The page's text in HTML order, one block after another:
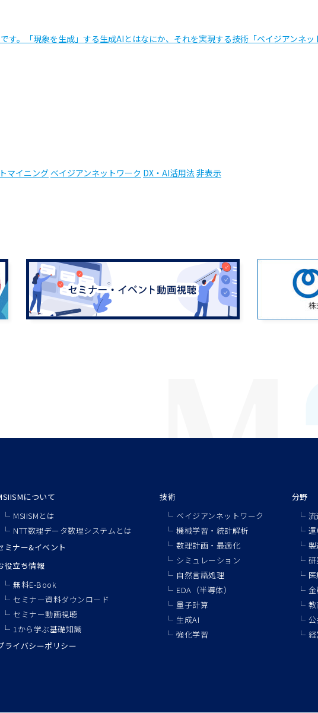
です。「現象を生成」する生成AIとはなにか、それを実現する技術「ベイジアンネッ
マイニング ベイジアンネットワーク DX・AI活用法 非表示
について
MSIISMとは
NTT数理データ数理システムとは
ミナー&イベント
役立ち情報
無料E-Book
セミナー資料ダウンロード
セミナー動画視聴
1から学ぶ基礎知識
ライバシーポリシー
技術
ベイジアンネットワーク
機械学習・統計解析
数理計画・最適化
シミュレーション
自然言語処理
EDA（半導体）
量子計算
生成AI
強化学習
分野
製